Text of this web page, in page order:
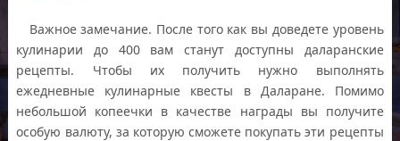
Важное замечание. После того как вы доведете уровень
кулинарии до 400 вам станут доступны даларанские
рецепты. Чтобы их получить нужно выполнять
ежедневные кулинарные квесты в Даларане. Помимо
небольшой копеечки в качестве награды вы получите
особую валюту, за которую сможете покупать эти рецепты